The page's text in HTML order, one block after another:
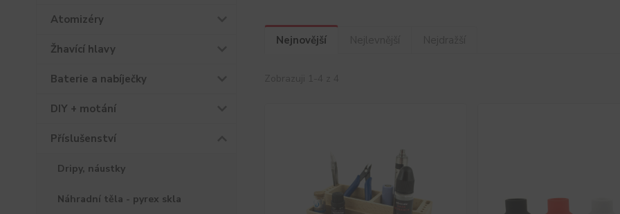
Atomizéry
Žhavící hlavy
Baterie a nabíječky
DIY + motání
Příslušenství
Dripy, náustky
Náhradní těla - pyrex skla
Nejnovější